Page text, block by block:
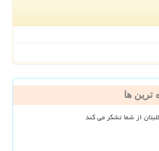
ترین ها
از شما تشکر می کند